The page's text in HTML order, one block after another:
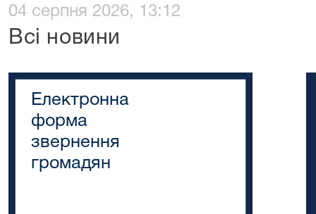
04 серпня 2026, 13:12
Всі новини
Електронна
форма
звернення
громадян